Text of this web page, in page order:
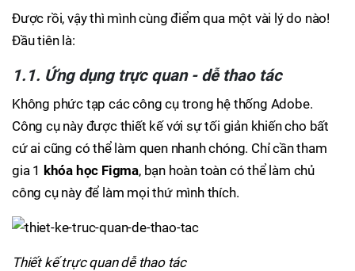
Được rồi, vậy thì mình cùng điểm qua một vài lý do nào!
Đầu tiên là:
1.1. Ứng dụng trực quan - dễ thao tác
Không phức tạp các công cụ trong hệ thống Adobe.
Công cụ này được thiết kế với sự tối giản khiến cho bất
cứ ai cũng có thể làm quen nhanh chóng. Chỉ cần tham
gia 1 khóa học Figma, bạn hoàn toàn có thể làm chủ
công cụ này để làm mọi thứ mình thích.
Thiết kế trực quan dễ thao tác